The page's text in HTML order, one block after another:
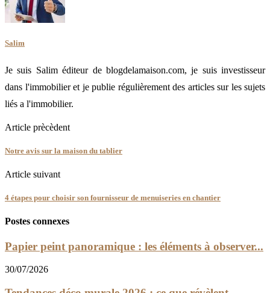
Salim
Je suis Salim éditeur de blogdelamaison.com, je suis investisseur
dans l'immobilier et je publie régulièrement des articles sur les sujets
liés a l'immobilier.
Article prècèdent
Notre avis sur la maison du tablier
Article suivant
4 étapes pour choisir son fournisseur de menuiseries en chantier
Postes connexes
Papier peint panoramique : les éléments à observer...
30/07/2026